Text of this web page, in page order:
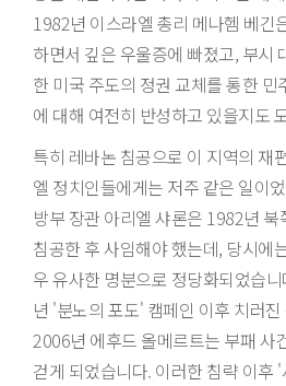
1982년 이스라엘 총리 메나헴 베긴
하면서 깊은 우울증에 빠졌고, 부시
한 미국 주도의 정권 교체를 통한
에 대해 여전히 반성하고 있을지도
특히 레바논 침공으로 이 지역의 재
엘 정치인들에게는 저주 같은 일이
방부 장관 아리엘 샤론은 1982년
침공한 후 사임해야 했는데, 당시에
우 유사한 명분으로 정당화되었습
년 '분노의 포도' 캠페인 이후 치러
2006년 에후드 올메르트는 부패 사
걷게 되었습니다. 이러한 침략 이후